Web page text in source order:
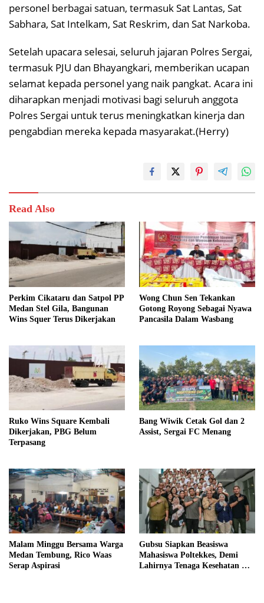
personel berbagai satuan, termasuk Sat Lantas, Sat
Sabhara, Sat Intelkam, Sat Reskrim, dan Sat Narkoba.
Setelah upacara selesai, seluruh jajaran Polres Sergai,
termasuk PJU dan Bhayangkari, memberikan ucapan
selamat kepada personel yang naik pangkat. Acara ini
diharapkan menjadi motivasi bagi seluruh anggota
Polres Sergai untuk terus meningkatkan kinerja dan
pengabdian mereka kepada masyarakat.(Herry)
Read Also
Perkim Cikataru dan Satpol PP
Medan Stel Gila, Bangunan
Wins Squer Terus Dikerjakan
Wong Chun Sen Tekankan
Gotong Royong Sebagai Nyawa
Pancasila Dalam Wasbang
Ruko Wins Square Kembali
Dikerjakan, PBG Belum
Terpasang
Bang Wiwik Cetak Gol dan 2
Assist, Sergai FC Menang
Malam Minggu Bersama Warga
Medan Tembung, Rico Waas
Serap Aspirasi
Gubsu Siapkan Beasiswa
Mahasiswa Poltekkes, Demi
Lahirnya Tenaga Kesehatan Di